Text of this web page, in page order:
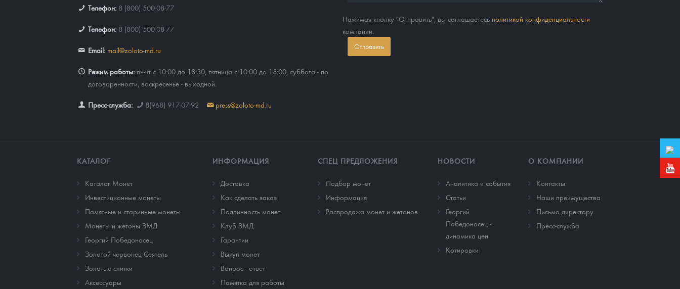
Книги по нумизматике
Телефон: 8 (800) 500-08-77
Телефон: 8 (800) 500-08-77
Email: mail@zoloto-md.ru
Режим работы: пн-чт с 10:00 до 18:30, пятница с 10:00 до 18:00, суббота - по
договоренности, воскресенье - выходной.
Пресс-служба: 8(968) 917-07-92 press@zoloto-md.ru
Нажимая кнопку "Отправить", вы соглашаетесь политикой конфиденциальности
компании.
Отправить
КАТАЛОГ
Каталог Монет
Инвестиционные монеты
Памятные и старинные монеты
Монеты и жетоны ЗМД
Георгий Победоносец
Золотой червонец Сеятель
Золотые слитки
Аксессуары
ИНФОРМАЦИЯ
Доставка
Как сделать заказ
Подлинность монет
Клуб ЗМД
Гарантии
Выкуп монет
Вопрос - ответ
Памятка для работы
СПЕЦ ПРЕДЛОЖЕНИЯ
Подбор монет
Информация
Распродажа монет и жетонов
НОВОСТИ
Аналитика и события
Cтатьи
Георгий
Победоносец -
динамика цен
Котировки
О КОМПАНИИ
Контакты
Наши преимущества
Письмо директору
Пресс-служба